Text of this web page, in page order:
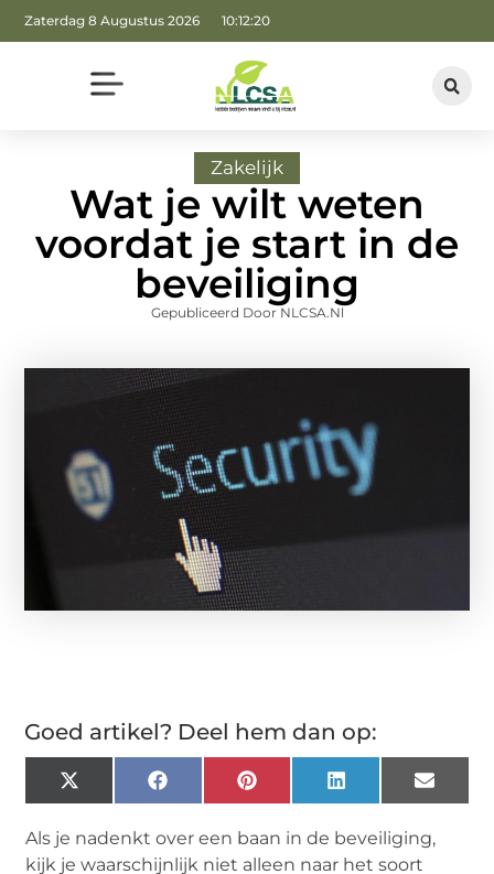
Zaterdag 8 Augustus 2026 10:12:22
Zakelijk
Wat je wilt weten
voordat je start in de
beveiliging
Gepubliceerd Door NLCSA.nl
Goed artikel? Deel hem dan op:
X
(Twitter)
FacebookPinterestLinkedInEmail
Als je nadenkt over een baan in de beveiliging,
kijk je waarschijnlijk niet alleen naar het soort